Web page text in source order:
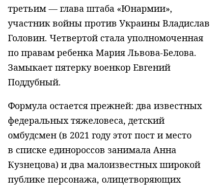
третьим — глава штаба «Юнармии»,
участник войны против Украины Владислав
Головин. Четвертой стала уполномоченная
по правам ребенка Мария Львова-Белова.
Замыкает пятерку военкор Евгений
Поддубный.
Формула остается прежней: два известных
федеральных тяжеловеса, детский
омбудсмен (в 2021 году этот пост и место
в списке единороссов занимала Анна
Кузнецова) и два малоизвестных широкой
публике персонажа, олицетворяющих